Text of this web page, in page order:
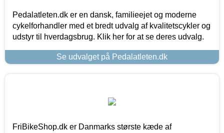
Pedalatleten.dk er en dansk, familieejet og moderne
cykelforhandler med et bredt udvalg af kvalitetscykler og
udstyr til hverdagsbrug. Klik her for at se deres udvalg.
Se udvalget på Pedalatleten.dk
FriBikeShop.dk er Danmarks største kæde af